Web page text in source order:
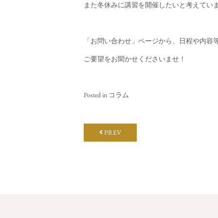
また冬休みに講習を開催したいと考えていま
「お問い合わせ」ページから、日程や内容
ご要望をお聞かせくださいませ！
Posted in コラム
PREV